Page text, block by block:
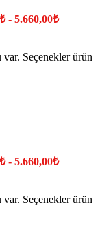
- 5.660,00₺
Seçenekler ürün
- 5.660,00₺
Seçenekler ürün